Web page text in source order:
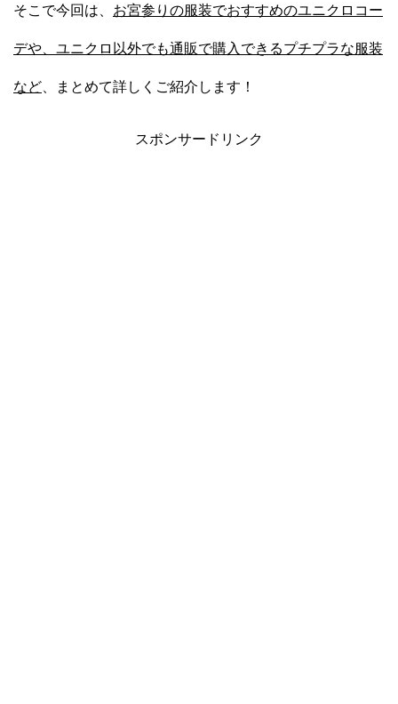
そこで今回は、 お宮参りの服装でおすすめのユニクロコー
デや、ユニクロ以外でも通販で購入できるプチプラな服装
など 、まとめて詳しくご紹介します！
スポンサードリンク